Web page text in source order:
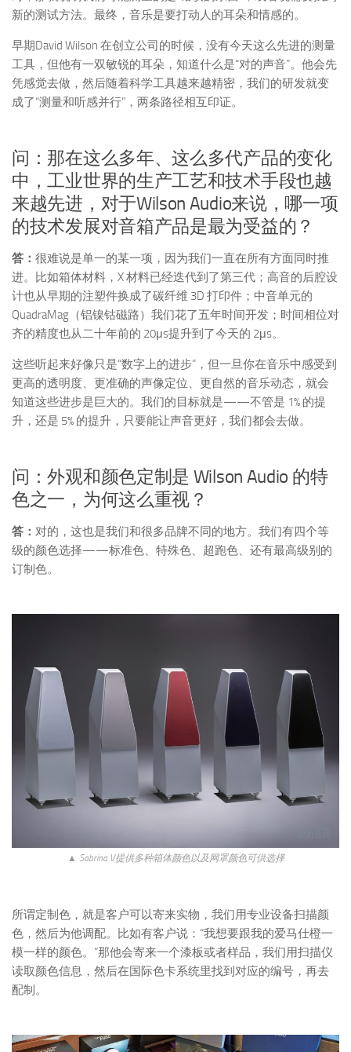
新的测试方法。最终，音乐是要打动人的耳朵和情感的。
早期David Wilson 在创立公司的时候，没有今天这么先进的测量
工具，但他有一双敏锐的耳朵，知道什么是“对的声音”。他会先
凭感觉去做，然后随着科学工具越来越精密，我们的研发就变
成了“测量和听感并行”，两条路径相互印证。
问：那在这么多年、这么多代产品的变化
中，工业世界的生产工艺和技术手段也越
来越先进，对于Wilson Audio来说，哪一项
的技术发展对音箱产品是最为受益的？
答： 很难说是单一的某一项，因为我们一直在所有方面同时推
进。比如箱体材料，X 材料已经迭代到了第三代；高音的后腔设
计也从早期的注塑件换成了碳纤维 3D 打印件；中音单元的
QuadraMag（铝镍钴磁路）我们花了五年时间开发；时间相位对
齐的精度也从二十年前的 20μs提升到了今天的 2μs。
这些听起来好像只是“数字上的进步”，但一旦你在音乐中感受到
更高的透明度、更准确的声像定位、更自然的音乐动态，就会
知道这些进步是巨大的。我们的目标就是——不管是 1% 的提
升，还是 5% 的提升，只要能让声音更好，我们都会去做。
问：外观和颜色定制是 Wilson Audio 的特
色之一，为何这么重视？
答： 对的，这也是我们和很多品牌不同的地方。我们有四个等
级的颜色选择——标准色、特殊色、超跑色、还有最高级别的
订制色。
▲ Sabrina V提供多种箱体颜色以及网罩颜色可供选择
所谓定制色，就是客户可以寄来实物，我们用专业设备扫描颜
色，然后为他调配。比如有客户说：“我想要跟我的爱马仕橙一
模一样的颜色。”那他会寄来一个漆板或者样品，我们用扫描仪
读取颜色信息，然后在国际色卡系统里找到对应的编号，再去
配制。